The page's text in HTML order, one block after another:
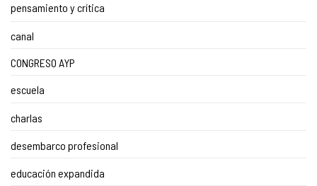
pensamiento y crítica
canal
CONGRESO AYP
escuela
charlas
desembarco profesional
educación expandida